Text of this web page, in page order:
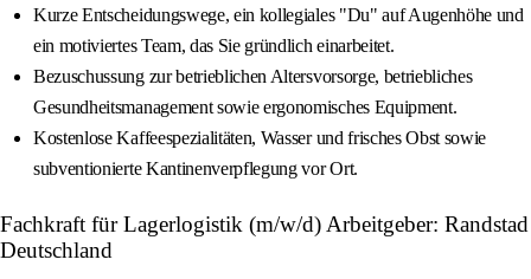
Kurze Entscheidungswege, ein kollegiales "Du" auf Augenhöhe und
ein motiviertes Team, das Sie gründlich einarbeitet.
Bezuschussung zur betrieblichen Altersvorsorge, betriebliches
Gesundheitsmanagement sowie ergonomisches Equipment.
Kostenlose Kaffeespezialitäten, Wasser und frisches Obst sowie
subventionierte Kantinenverpflegung vor Ort.
Fachkraft für Lagerlogistik (m/w/d) Arbeitgeber: Randstad
Deutschland